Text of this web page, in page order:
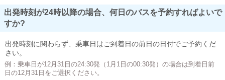
出発時刻が24時以降の場合、何日のバスを予約すればよいで
すか?
出発時刻に関わらず、乗車日はご到着日の前日の日付でご予約くだ
さい。
例：乗車日が12月31日の24:30発（1月1日の00:30発）の場合は到着日前
日の12月31日をご選択ください。